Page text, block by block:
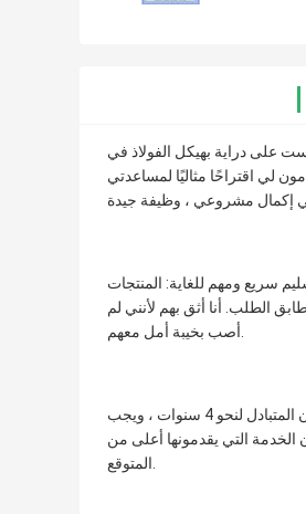
على دراية بهيكل الفولاذ في
لي اقتراحًا مثاليًا لمساعدتي
سريع ومهم للغاية: المنتجات
الطلب. أنا أثق بهم لأنني لم
أصب بخيبة أمل معهم.
يستمر هذا التعاون المتبادل لنحو 4 سنوات ، ويجب
الخدمة التي يقدمونها أعلى من
المتوقع.